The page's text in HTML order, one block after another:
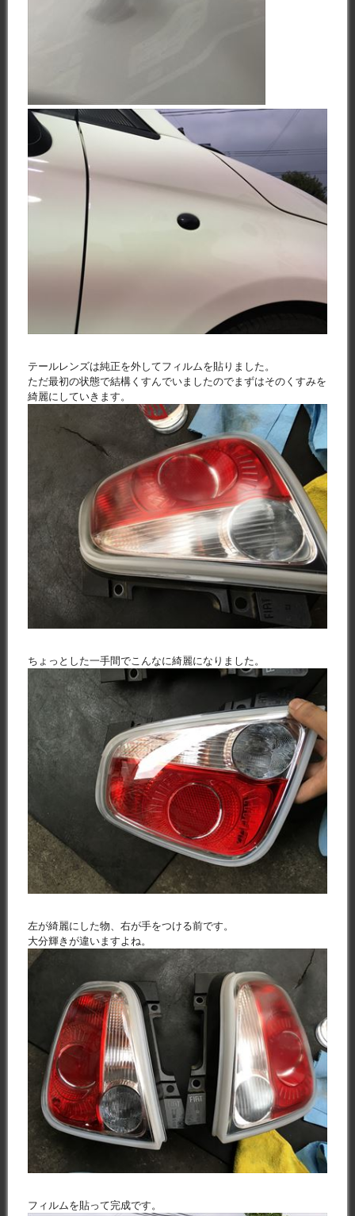
テールレンズは純正を外してフィルムを貼りました。
ただ最初の状態で結構くすんでいましたのでまずはそのくすみを
綺麗にしていきます。
ちょっとした一手間でこんなに綺麗になりました。
左が綺麗にした物、右が手をつける前です。
大分輝きが違いますよね。
フィルムを貼って完成です。